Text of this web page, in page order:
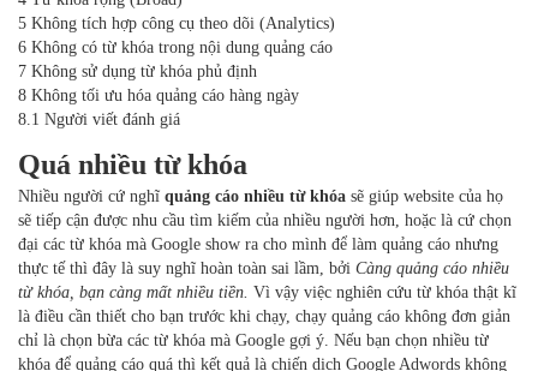
5 Không tích hợp công cụ theo dõi (Analytics)
6 Không có từ khóa trong nội dung quảng cáo
7 Không sử dụng từ khóa phủ định
8 Không tối ưu hóa quảng cáo hàng ngày
8.1 Người viết đánh giá
Quá nhiều từ khóa
Nhiều người cứ nghĩ quảng cáo nhiều từ khóa sẽ giúp website của họ
sẽ tiếp cận được nhu cầu tìm kiếm của nhiều người hơn, hoặc là cứ chọn
đại các từ khóa mà Google show ra cho mình để làm quảng cáo nhưng
thực tế thì đây là suy nghĩ hoàn toàn sai lầm, bởi Càng quảng cáo nhiều
từ khóa, bạn càng mất nhiều tiền. Vì vậy việc nghiên cứu từ khóa thật kĩ
là điều cần thiết cho bạn trước khi chạy, chạy quảng cáo không đơn giản
chỉ là chọn bừa các từ khóa mà Google gợi ý. Nếu bạn chọn nhiều từ
khóa để quảng cáo quá thì kết quả là chiến dịch Google Adwords không